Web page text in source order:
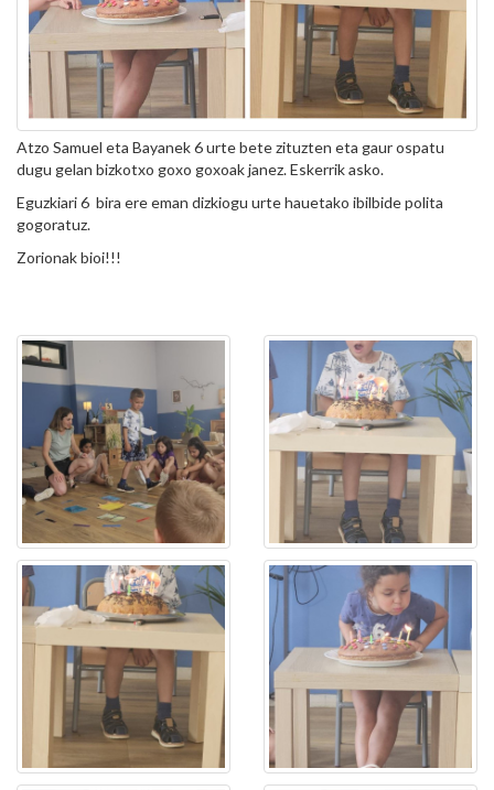
Atzo Samuel eta Bayanek 6 urte bete zituzten eta gaur ospatu
dugu gelan bizkotxo goxo goxoak janez. Eskerrik asko.
Eguzkiari 6 bira ere eman dizkiogu urte hauetako ibilbide polita
gogoratuz.
Zorionak bioi!!!